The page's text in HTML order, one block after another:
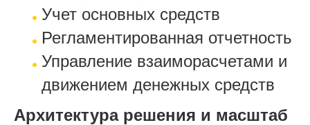
Учет основных средств
Регламентированная отчетность
Управление взаиморасчетами и
движением денежных средств
Архитектура решения и масштаб